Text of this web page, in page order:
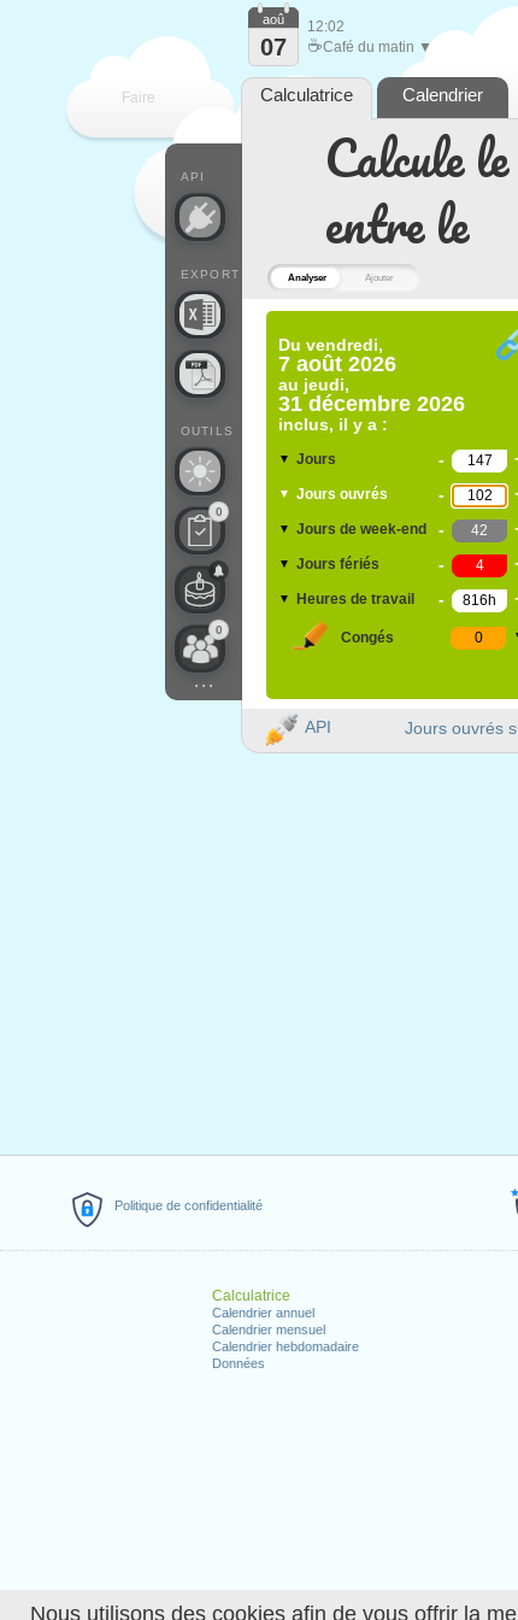
Nous utilisons des cookies afin de vous offrir la
Politique de confidentialité
Calculatrice
Calendrier annuel
Calendrier mensuel
Calendrier hebdomadaire
Données
Analyser Ajouter
Calcule
entre le
Du vendredi,
7 août 2026
au jeudi,
31 décembre 2026
inclus, il y a :
▼ Jours -
▼ Jours ouvrés -
▼ Jours de week-end -
▼ Jours fériés -
▼ Heures de travail -
Congés
Faire
API
EXPORT
OUTILS
0
0
...
aoû
07
12:02
☕Café du matin ▼
Calculatrice Calendrier
Jours ouvrés
API